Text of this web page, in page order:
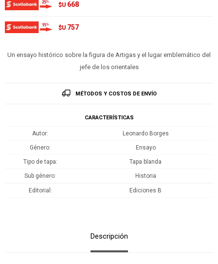
$U 668
$U 757
Un ensayo histórico sobre la figura de Artigas y el lugar emblemático del
jefe de los orientales
MÉTODOS Y COSTOS DE ENVÍO
CARACTERÍSTICAS
Autor Leonardo Borges
Género Ensayo
Tipo de tapa Tapa blanda
Sub género Historia
Editorial Ediciones B
Descripción